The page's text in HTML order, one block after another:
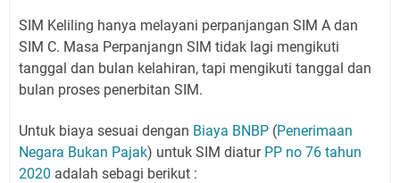
SIM Keliling hanya melayani perpanjangan SIM A dan
SIM C. Masa Perpanjangn SIM tidak lagi mengikuti
tanggal dan bulan kelahiran, tapi mengikuti tanggal dan
bulan proses penerbitan SIM.
Untuk biaya sesuai dengan Biaya BNBP (Penerimaan
Negara Bukan Pajak) untuk SIM diatur PP no 76 tahun
2020 adalah sebagi berikut :